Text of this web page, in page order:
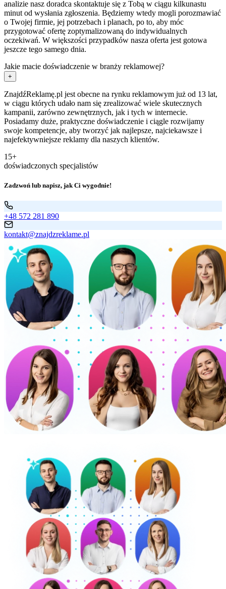
analizie nasz doradca skontaktuje się z Tobą w ciągu kilkunastu
minut od wysłania zgłoszenia. Będziemy wtedy mogli porozmawiać
o Twojej firmie, jej potrzebach i planach, po to, aby móc
przygotować ofertę zoptymalizowaną do indywidualnych
oczekiwań. W większości przypadków nasza oferta jest gotowa
jeszcze tego samego dnia.
Jakie macie doświadczenie w branży reklamowej?
+
ZnajdźReklamę.pl jest obecne na rynku reklamowym już od 13 lat,
w ciągu których udało nam się zrealizować wiele skutecznych
kampanii, zarówno zewnętrznych, jak i tych w internecie.
Posiadamy duże, praktyczne doświadczenie i ciągle rozwijamy
swoje kompetencje, aby tworzyć jak najlepsze, najciekawsze i
najefektywniejsze reklamy dla naszych klientów.
15+
doświadczonych specjalistów
Zadzwoń lub napisz, jak Ci wygodnie!
+48 572 281 890
kontakt@znajdzreklame.pl